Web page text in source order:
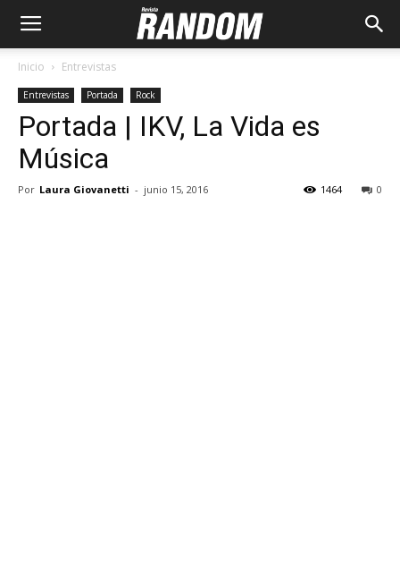
Inicio Entrevistas
Entrevistas Portada Rock
Portada | IKV, La Vida es
Música
Por Laura Giovanetti - junio 15, 2016 0
1464